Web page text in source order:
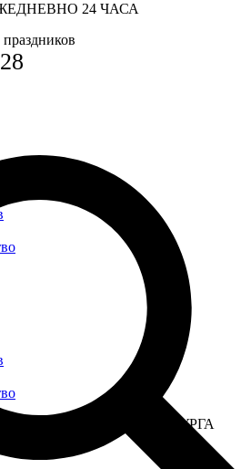
24 ЧАСА
САНКТ-ПЕТЕРБУРГА